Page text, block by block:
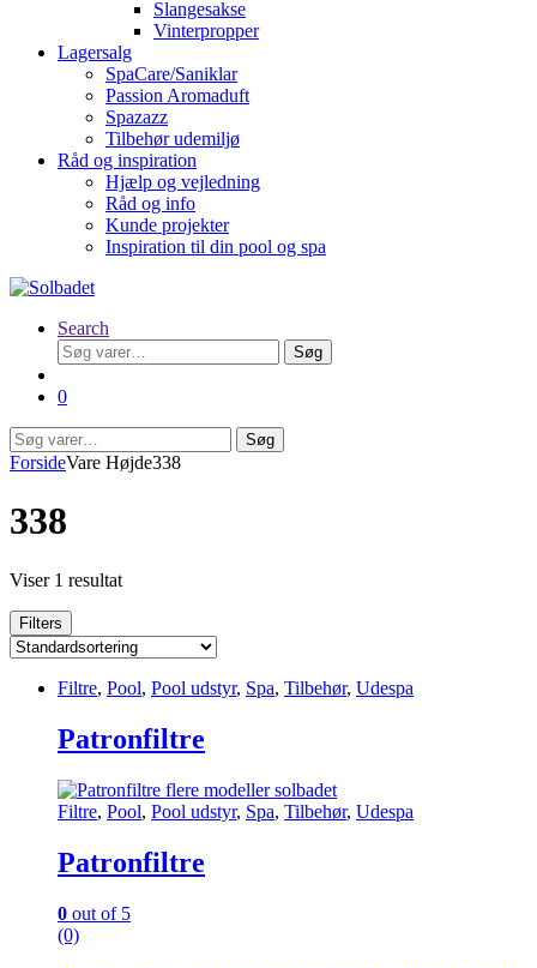
Slangesakse
Vinterpropper
Lagersalg
SpaCare/Saniklar
Passion Aromaduft
Spazazz
Tilbehør udemiljø
Råd og inspiration
Hjælp og vejledning
Råd og info
Kunde projekter
Inspiration til din pool og spa
Search
Søg
efter:
Søg
0
Søg
efter:
Søg
ForsideVare Højde338
338
Viser 1 resultat
Filters
Filtre, Pool, Pool udstyr, Spa, Tilbehør, Udespa
Patronfiltre
Filtre, Pool, Pool udstyr, Spa, Tilbehør, Udespa
Patronfiltre
0 out of 5
(0)